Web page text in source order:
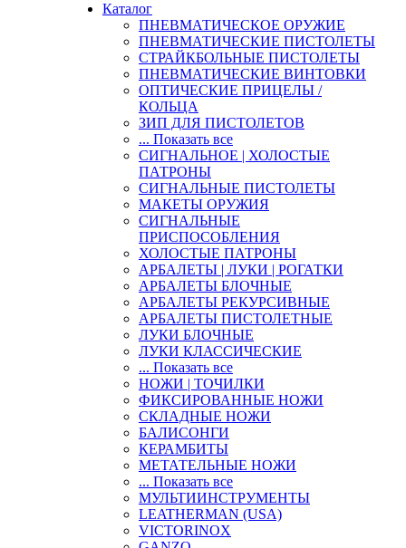
Каталог
ПНЕВМАТИЧЕСКОЕ ОРУЖИЕ
ПНЕВМАТИЧЕСКИЕ ПИСТОЛЕТЫ
СТРАЙКБОЛЬНЫЕ ПИСТОЛЕТЫ
ПНЕВМАТИЧЕСКИЕ ВИНТОВКИ
ОПТИЧЕСКИЕ ПРИЦЕЛЫ /
КОЛЬЦА
ЗИП ДЛЯ ПИСТОЛЕТОВ
... Показать все
СИГНАЛЬНОЕ | ХОЛОСТЫЕ
ПАТРОНЫ
СИГНАЛЬНЫЕ ПИСТОЛЕТЫ
МАКЕТЫ ОРУЖИЯ
СИГНАЛЬНЫЕ
ПРИСПОСОБЛЕНИЯ
ХОЛОСТЫЕ ПАТРОНЫ
АРБАЛЕТЫ | ЛУКИ | РОГАТКИ
АРБАЛЕТЫ БЛОЧНЫЕ
АРБАЛЕТЫ РЕКУРСИВНЫЕ
АРБАЛЕТЫ ПИСТОЛЕТНЫЕ
ЛУКИ БЛОЧНЫЕ
ЛУКИ КЛАССИЧЕСКИЕ
... Показать все
НОЖИ | ТОЧИЛКИ
ФИКСИРОВАННЫЕ НОЖИ
СКЛАДНЫЕ НОЖИ
БАЛИСОНГИ
КЕРАМБИТЫ
МЕТАТЕЛЬНЫЕ НОЖИ
... Показать все
МУЛЬТИИНСТРУМЕНТЫ
LEATHERMAN (USA)
VICTORINOX